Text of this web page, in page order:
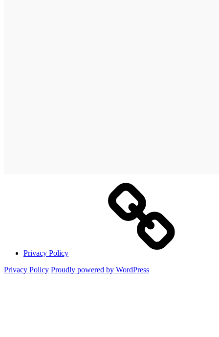
Privacy Policy
Privacy Policy Proudly powered by WordPress